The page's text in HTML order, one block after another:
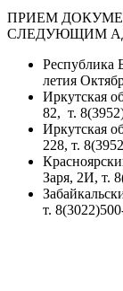
ПРИЕМ
СЛЕДУЮЩИМ
Республика
летия
Иркутская
82, т.
Иркутская
228, т.
Заря, 2И, т.
т.